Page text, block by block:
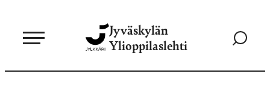
sisältöön
Jyväskylän
Ylioppilaslehti
Siirry